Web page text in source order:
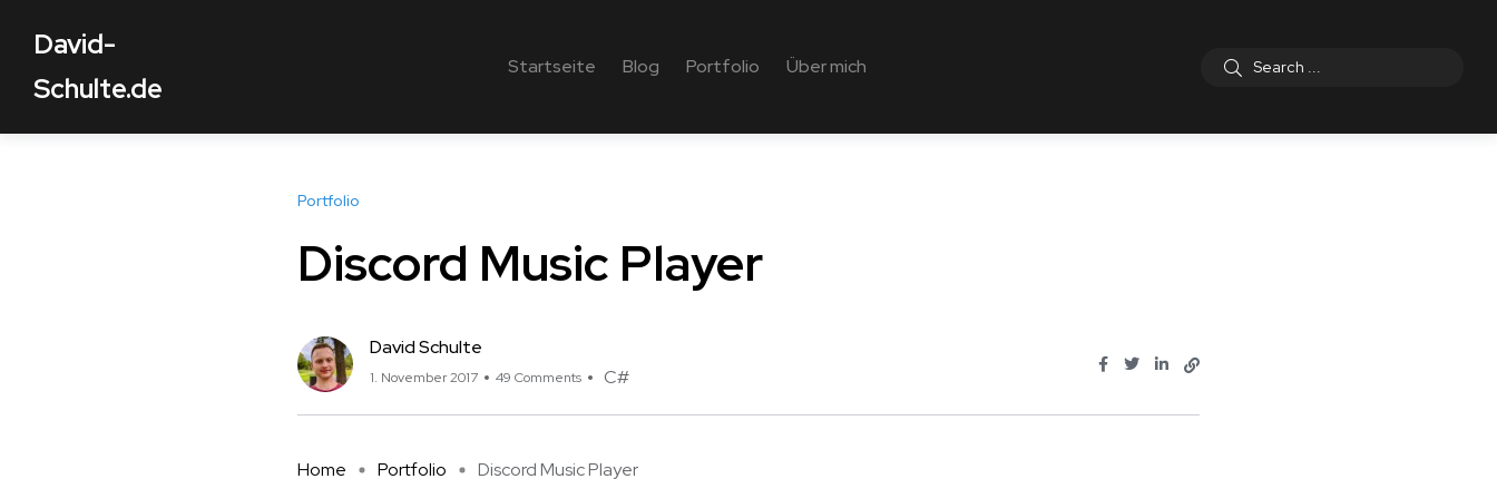
David-
Schulte.de
Startseite Blog Portfolio Über mich
Portfolio
Discord Music Player
David Schulte
1. November 2017 49 Comments C#
Home Portfolio Discord Music Player